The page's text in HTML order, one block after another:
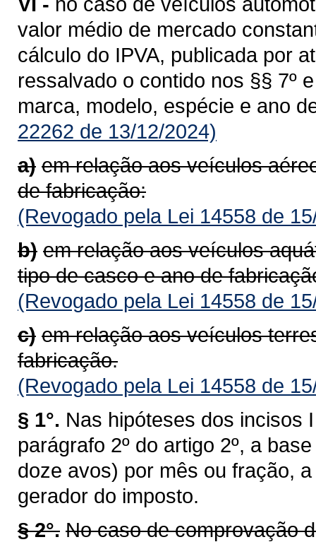
valor médio de mercado
cálculo do IPVA, publicada por
ressalvado o contido nos §§ 7º
marca, modelo, espécie e ano
22262 de 13/12/2024)
a) em relação aos veículos
de fabricação:
(Revogado pela Lei 14558 de
b) em relação aos veículos
tipo de casco e ano de
(Revogado pela Lei 14558 de
c) em relação aos veículos
fabricação.
(Revogado pela Lei 14558 de
§ 1°. Nas hipóteses dos incisos
parágrafo 2º do artigo 2º, a
doze avos) por mês ou fração,
gerador do imposto.
§ 2°. No caso de comprovação